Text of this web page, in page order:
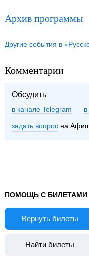
Архив программы
Другие события в
Комментарии
Обсудить
в канале Telegram
задать вопрос на
ПОМОЩЬ С БИЛЕТАМИ
Вернуть билеты
Найти билеты